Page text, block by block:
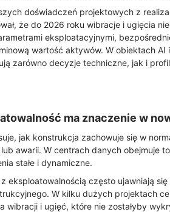
doświadczeń projektowych z
że do 2026 roku wibracje i ugięcia
eksploatacyjnymi,
wartość aktywów. W obiektach
zarówno decyzje techniczne, jak i
ma znaczenie w
jak konstrukcja zachowuje się w
awarii. W centrach danych obejmuje
stałe i dynamiczne.
eksploatowalnością często ujawniają
W kilku dużych projektach
wibracji i ugięć, które nie zostałyby